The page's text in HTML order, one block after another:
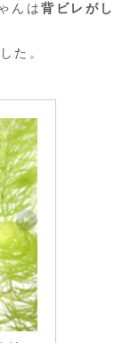
んは背ビレがし
た。